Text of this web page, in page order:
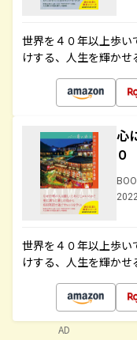
世界を４０年以上歩
けする、人生を輝か
心
０
世界を４０年以上歩
けする、人生を輝か
AD